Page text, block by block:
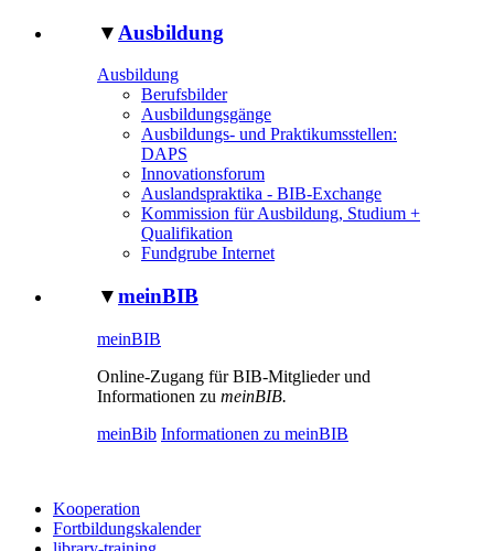
▼ Ausbildung
Ausbildung
Berufsbilder
Ausbildungsgänge
Ausbildungs- und Praktikumsstellen:
DAPS
Innovationsforum
Auslandspraktika - BIB-Exchange
Kommission für Ausbildung, Studium +
Qualifikation
Fundgrube Internet
▼meinBIB
meinBIB
Online-Zugang für BIB-Mitglieder und
Informationen zu meinBIB.
meinBib Informationen zu meinBIB
Kooperation
Fortbildungskalender